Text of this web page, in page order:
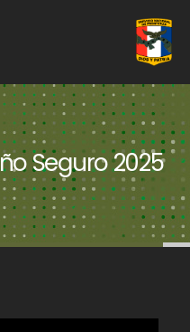
Seguro 2025